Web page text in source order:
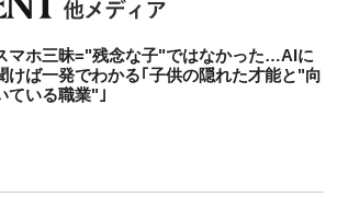
マホ三昧="残念な子"ではなかった…AIに
けば一発でわかる｢子供の隠れた才能と"向
ている職業"｣